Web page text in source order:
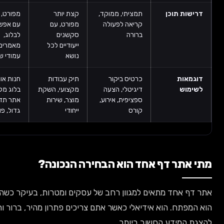
תוכן
תמציתי, ממוקד,
קריאה לפעולה
קצת יותר
מפורט, עם
ייעודיים לכל
מפורט, מגוון,
עם אפשרות
עמודי שירות
כרטיס ביקור
דיגיטלי, הצעה
ספציפית, אירוע,
תיק עבודות
מקצועי, השקת
מוצר, שירות
חנות אונליין,
בלוג מקצועי,
אתר תדמית
גדול, פורטל
אתר דף אחד הוא הבחירה הנכונה?
דף אחד מתאים למגוון רחב של עסקים ומטרות, בעיקר כשהמיקוד
המפתח. הוא אידיאלי כאשר אתם צריכים פתרון מהיר, ברור וחסכוני